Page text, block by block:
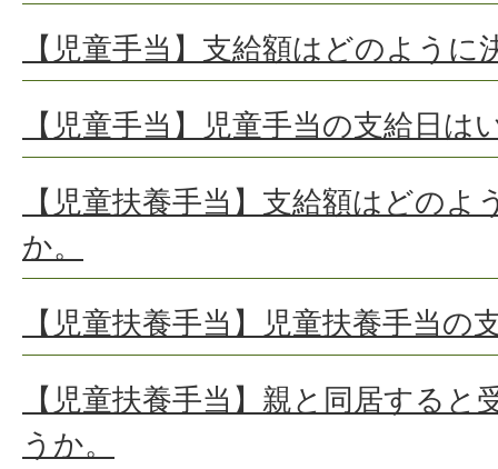
【児童手当】支給額はどのように
【児童手当】児童手当の支給日は
【児童扶養手当】支給額はどの
か。
【児童扶養手当】児童扶養手当の
【児童扶養手当】親と同居する
うか。